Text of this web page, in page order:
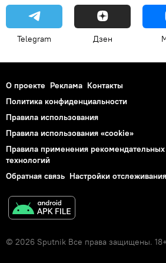
Telegram Дзен
О проекте Реклама Контакты
Политика конфиденциальности
Правила использования
Правила использования «cookie»
Правила применения рекомендательных
технологий
Обратная связь Настройки отслеживания
© 2026 Sputnik Все права защищены.